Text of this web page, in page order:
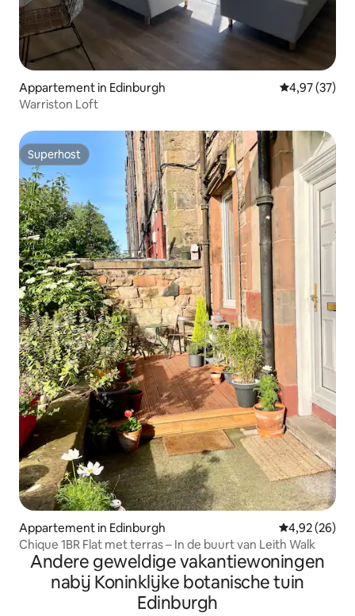
Appartement in Edinburgh Gemiddelde
4,97 (37)
Warriston Loft
Superhost
Superhost
Appartement in Edinburgh Gemiddelde
4,92 (26)
Chique 1BR Flat met terras – In de buurt van Leith Walk
Andere geweldige vakantiewoningen
nabij Koninklijke botanische tuin
Edinburgh